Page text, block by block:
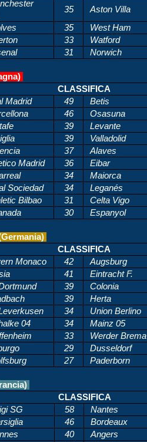
35 Aston Villa
35 West Ham
33 Watford
31 Norwich
CLASSIFICA
Madrid 49 Betis
46 Osasuna
39 Levante
39 Valladolid
37 Alaves
Madrid 36 Eibar
34 Maiorca
Sociedad 34 Leganés
Bilbao 31 Celta Vigo
30 Espanyol
CLASSIFICA
Monaco 42 Augsburg
41 Eintracht F.
39 Colonia
39 Herta
34 Union Berlino
04 34 Mainz 05
33 Werder Brema
29 Dusseldorf
27 Paderborn
CLASSIFICA
SG 58 Nantes
46 Bordeaux
40 Angers